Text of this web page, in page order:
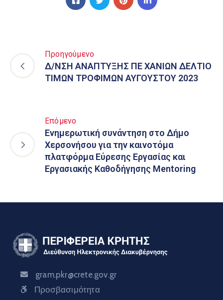
Προηγούμενο
Δ/ΝΣΗ ΑΝΑΠΤΥΞΗΣ ΠΕ ΧΑΝΙΩΝ ΔΕΛΤΙΟ
ΤΙΜΩΝ ΤΡΟΦΙΜΩΝ ΑΥΓΟΥΣΤΟΥ 2023
Επόμενο
Ενημερωτική συνάντηση στο Δήμο
Χερσονήσου για την καινοτόμα
πλατφόρμα Εύρεσης Εργασίας και
Εργασιακής Καθοδήγησης Mentoring
gram.pkr@crete.gov.gr
Προσβασιμότητα